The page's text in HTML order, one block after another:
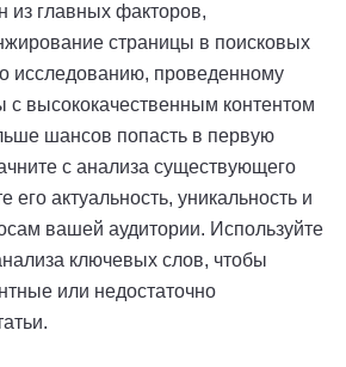
из главных факторов,
страницы в поисковых
исследованию, проведенному
с высококачественным контентом
шансов попасть в первую
с анализа существующего
его актуальность, уникальность и
вашей аудитории. Используйте
ключевых слов, чтобы
или недостаточно